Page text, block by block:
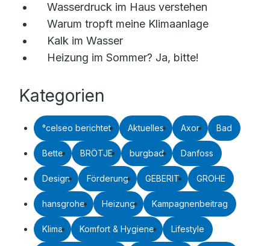
Wasserdruck im Haus verstehen
Warum tropft meine Klimaanlage
Kalk im Wasser
Heizung im Sommer? Ja, bitte!
Kategorien
°celseo berichtet Aktuelles Axor Bad
Bette BRÖTJE burgbad Danfoss
Design Förderung GEBERIT GROHE
hansgrohe Heizung Kampagnenbeitrag
Klima Komfort & Hygiene Lifestyle